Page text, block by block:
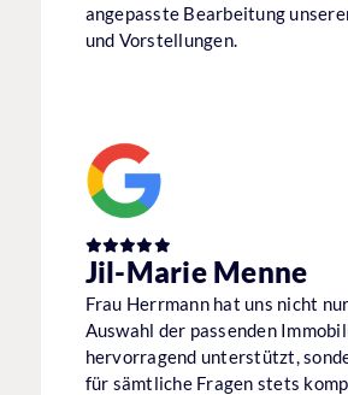
angepasste Bearbeitung
und Vorstellungen.
Jil-Marie Menne
Frau Herrmann hat uns nicht
Auswahl der passenden
hervorragend unterstützt,
für sämtliche Fragen stets